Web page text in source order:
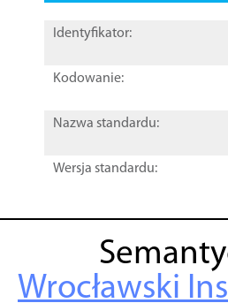
Identyfikator:
Kodowanie:
Nazwa standardu:
Wersja standardu:
Wrocławski